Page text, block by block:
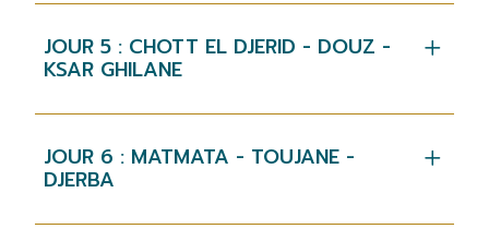
JOUR 5 : CHOTT EL DJERID - DOUZ -
KSAR GHILANE
JOUR 6 : MATMATA - TOUJANE -
DJERBA